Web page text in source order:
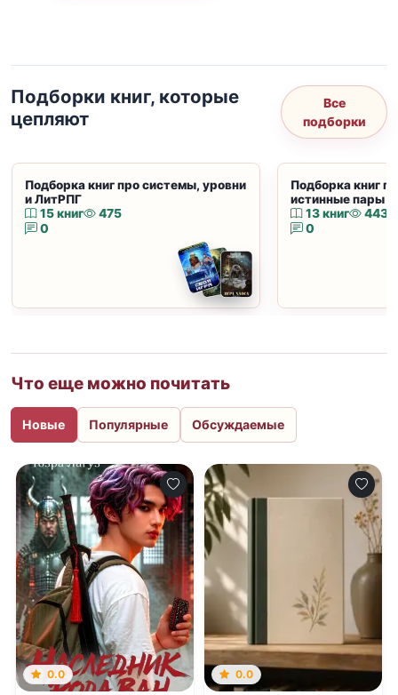
Подборки книг, которые
цепляют
Все
подборки
Подборка книг про системы, уровни
и ЛитРПГ
15 книг
475
0
Подборка книг
истинные пары
13 книг
443
0
Что еще можно почитать
Новые Популярные Обсуждаемые
0.0 0.0